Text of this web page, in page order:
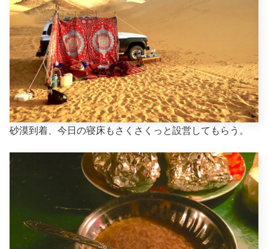
砂漠到着、今日の寝床もさくさくっと設営してもらう。